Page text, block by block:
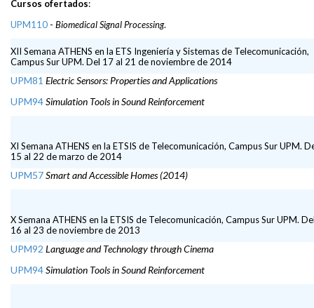
Cursos ofertados:
UPM110 - Biomedical Signal Processing.
XII Semana ATHENS en la ETS Ingeniería y Sistemas de Telecomunicación,
Campus Sur UPM. Del 17 al 21 de noviembre de 2014
UPM81 Electric Sensors: Properties and Applications
UPM94Simulation Tools in Sound Reinforcement
XI Semana ATHENS en la ETSIS de Telecomunicación, Campus Sur UPM.
15 al 22 de marzo de 2014
UPM57Smart and Accessible Homes (2014)
X Semana ATHENS en la ETSIS de Telecomunicación, Campus Sur UPM.
16 al 23 de noviembre de 2013
UPM92 Language and Technology through Cinema
UPM94Simulation Tools in Sound Reinforcement